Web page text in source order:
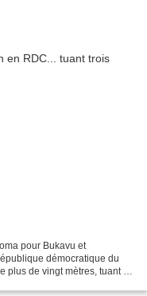
pour Bukavu et
démocratique du
de vingt mètres, tuant du